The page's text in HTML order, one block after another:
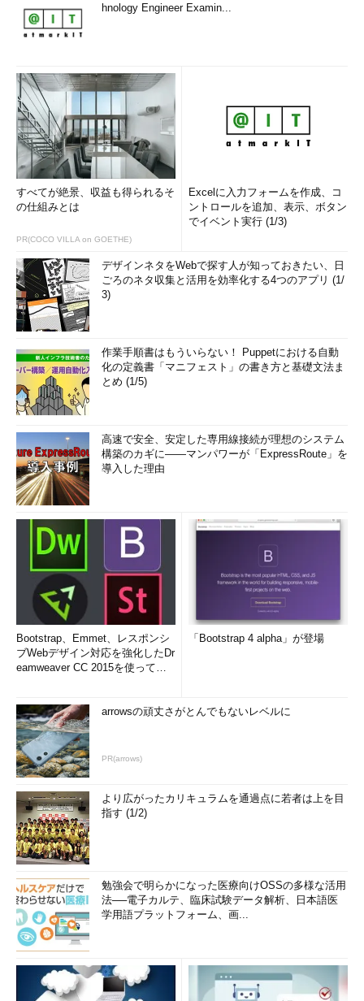
hnology Engineer Examin...
すべてが絶景、収益も得られるそ
の仕組みとは
PR(COCO VILLA on GOETHE)
Excelに入力フォームを作成、コ
ントロールを追加、表示、ボタン
でイベント実行 (1/3)
デザインネタをWebで探す人が知っておきたい、日
ごろのネタ収集と活用を効率化する4つのアプリ (1/
3)
作業手順書はもういらない！ Puppetにおける自動
化の定義書「マニフェスト」の書き方と基礎文法ま
とめ (1/5)
高速で安全、安定した専用線接続が理想のシステム
構築のカギに――マンパワーが「ExpressRoute」を
導入した理由
Bootstrap、Emmet、レスポンシ
ブWebデザイン対応を強化したDr
eamweaver CC 2015を使って
「Bootstrap 4 alpha」が登場
arrowsの頑丈さがとんでもないレベルに
PR(arrows)
より広がったカリキュラムを通過点に若者は上を目
指す (1/2)
勉強会で明らかになった医療向けOSSの多様な活用
法──電子カルテ、臨床試験データ解析、日本語医
学用語プラットフォーム、画...